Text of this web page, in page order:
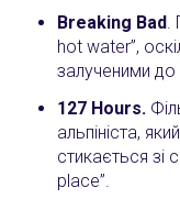
Breaking Bad.
hot water”,
залученими до
127 Hours.
альпініста,
стикається зі
place”.